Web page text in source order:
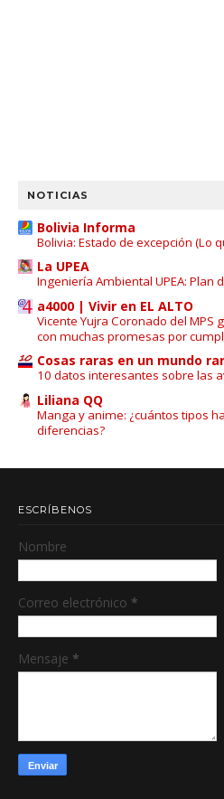
NOTICIAS
Bolivia Informa
Bolivia: Estado de excepción (Lo
La UPEA
Ingeniería Ambiental UPEA: Plan
a4000 | Vivir en EL ALTO
Vicente Yujra Coronado del MPS
con muchas promesas por
Cosas raras en un mundo
10 datos interesantes sobre las
Liliana QQ
Manga y anime: ¿cuántos tipos
diferencias?
ESCRÍBENOS
Nombre
Correo electrónico *
Mensaje *